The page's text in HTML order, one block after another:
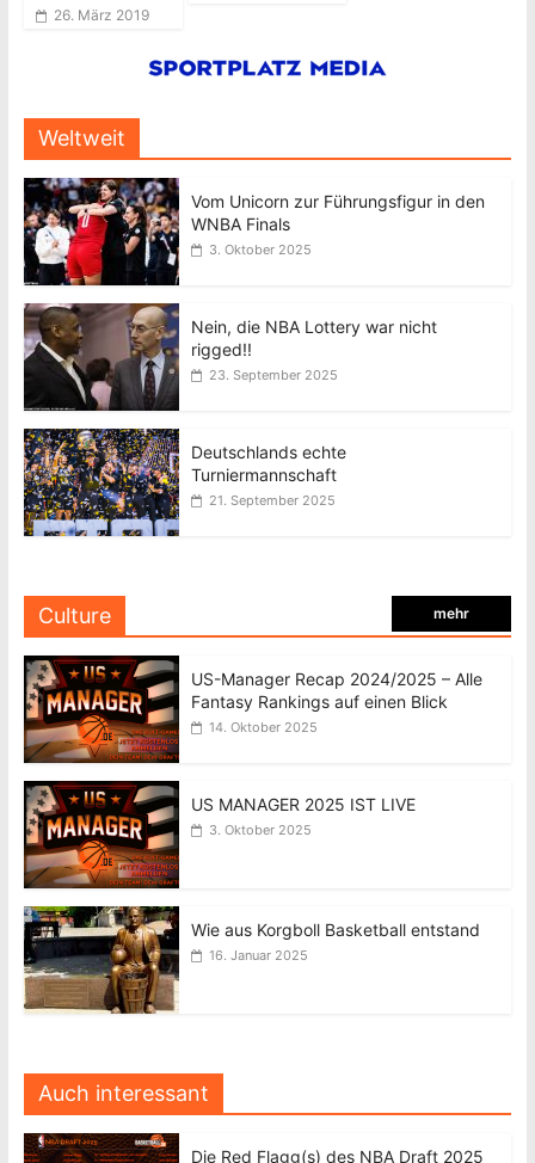
26. März 2019
Weltweit
Vom Unicorn zur Führungsfigur in den
WNBA Finals
3. Oktober 2025
Nein, die NBA Lottery war nicht
rigged!!
23. September 2025
Deutschlands echte
Turniermannschaft
21. September 2025
Culture mehr
US-Manager Recap 2024/2025 – Alle
Fantasy Rankings auf einen Blick
14. Oktober 2025
US MANAGER 2025 IST LIVE
3. Oktober 2025
Wie aus Korgboll Basketball entstand
16. Januar 2025
Auch interessant
Die Red Flagg(s) des NBA Draft 2025